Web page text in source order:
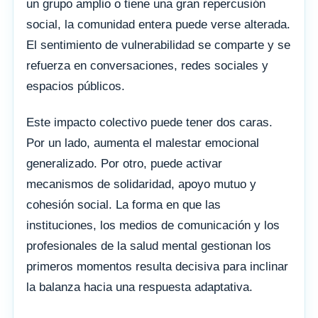
un grupo amplio o tiene una gran repercusión
social, la comunidad entera puede verse alterada.
El sentimiento de vulnerabilidad se comparte y se
refuerza en conversaciones, redes sociales y
espacios públicos.
Este impacto colectivo puede tener dos caras.
Por un lado, aumenta el malestar emocional
generalizado. Por otro, puede activar
mecanismos de solidaridad, apoyo mutuo y
cohesión social. La forma en que las
instituciones, los medios de comunicación y los
profesionales de la salud mental gestionan los
primeros momentos resulta decisiva para inclinar
la balanza hacia una respuesta adaptativa.